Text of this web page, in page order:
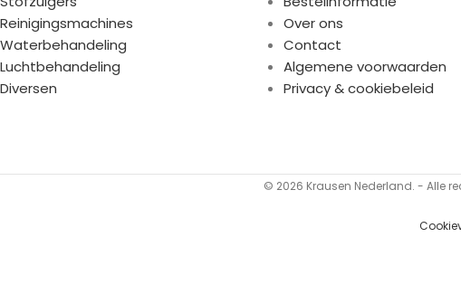
Reinigingsmachines
Waterbehandeling
Luchtbehandeling
Diversen
Over ons
Contact
Algemene voorwaarden
Privacy & cookiebeleid
© 2026 Krausen Nederland. - Alle